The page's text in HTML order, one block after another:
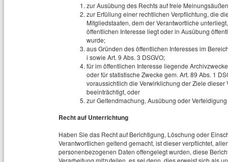
zur Ausübung des Rechts auf freie
zur Erfüllung einer rechtlichen Verpflichtung, die
Mitgliedstaaten, dem der Verantwortliche
öffentlichen Interesse liegt oder in Ausübung
wurde;
aus Gründen des öffentlichen Interesses im
i sowie Art. 9 Abs. 3 DSGVO;
für im öffentlichen Interesse liegende
oder für statistische Zwecke gem. Art. 89 Abs. 1
voraussichtlich die Verwirklichung der Ziele
beeinträchtigt, oder
zur Geltendmachung, Ausübung oder
Recht auf Unterrichtung
Haben Sie das Recht auf Berichtigung, Löschung oder
Verantwortlichen geltend gemacht, ist dieser verpflichtet,
personenbezogenen Daten offengelegt wurden, diese
Verarbeitung mitzuteilen, es sei denn, dies erweist sich als